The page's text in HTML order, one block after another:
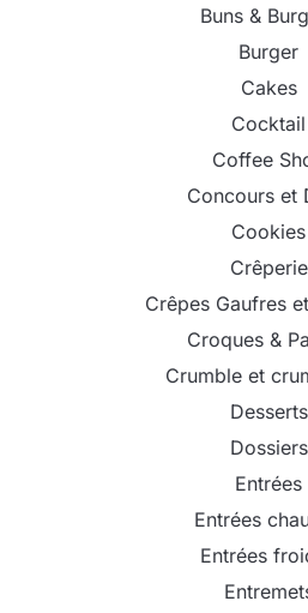
Buns &
Burger
Cakes
Cocktail
Coffee
Concours et
Cookies
Crêperie
Crêpes Gaufres
Croques &
Crumble et
Desserts
Dossiers
Entrées
Entrées
Entrées